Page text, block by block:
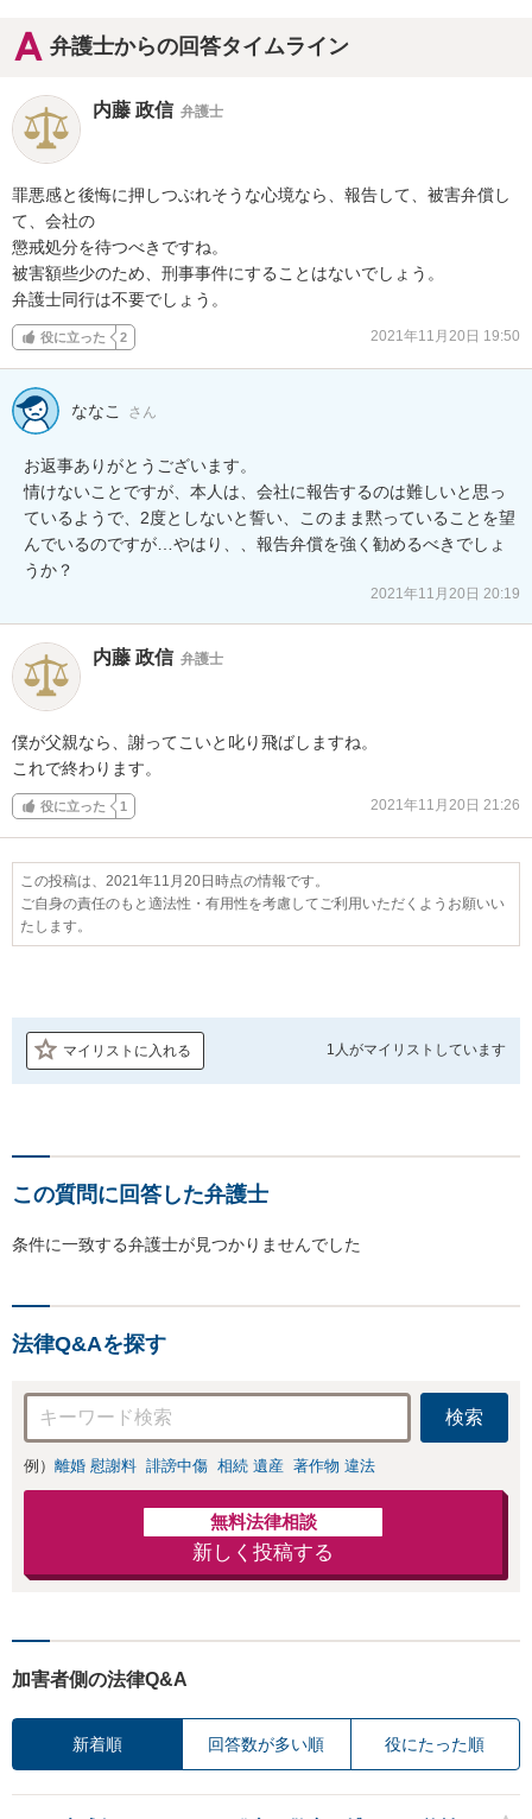
弁護士からの回答タイムライン
内藤 政信 弁護士
罪悪感と後悔に押しつぶれそうな心境なら、報告して、被害弁償し
て、会社の
懲戒処分を待つべきですね。
被害額些少のため、刑事事件にすることはないでしょう。
弁護士同行は不要でしょう。
役に立った 2 2021年11月20日 19:50
ななこ さん
お返事ありがとうございます。
情けないことですが、本人は、会社に報告するのは難しいと思っ
ているようで、2度としないと誓い、このまま黙っていることを望
んでいるのですが…やはり、、報告弁償を強く勧めるべきでしょ
うか？
2021年11月20日 20:19
内藤 政信 弁護士
僕が父親なら、謝ってこいと叱り飛ばしますね。
これで終わります。
役に立った 1 2021年11月20日 21:26
この投稿は、2021年11月20日時点の情報です。
ご自身の責任のもと適法性・有用性を考慮してご利用いただくようお願いい
たします。
マイリストに入れる 1人がマイリストしています
この質問に回答した弁護士
条件に一致する弁護士が見つかりませんでした
法律Q&Aを探す
検索
例） 離婚 慰謝料 誹謗中傷 相続 遺産 著作物 違法
無料法律相談
新しく投稿する
加害者側の法律Q&A
新着順 回答数が多い順 役にたった順